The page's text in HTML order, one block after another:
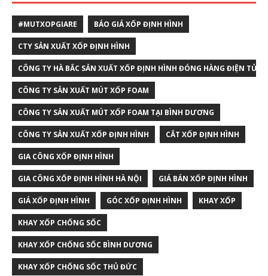
#MUTXOPGIARE BÁO GIÁ XỐP ĐỊNH HÌNH
CTY SẢN XUẤT XỐP ĐỊNH HÌNH
CÔNG TY HÀ BẮC SẢN XUẤT XỐP ĐỊNH HÌNH ĐÓNG HÀNG ĐIỆN TỬ
CÔNG TY SẢN XUẤT MÚT XỐP FOAM
CÔNG TY SẢN XUẤT MÚT XỐP FOAM TẠI BÌNH DƯƠNG
CÔNG TY SẢN XUẤT XỐP ĐỊNH HÌNH CẮT XỐP ĐỊNH HÌNH
GIA CÔNG XỐP ĐỊNH HÌNH
GIA CÔNG XỐP ĐỊNH HÌNH HÀ NỘI GIÁ BÁN XỐP ĐỊNH HÌNH
GIÁ XỐP ĐỊNH HÌNH GÓC XỐP ĐỊNH HÌNH KHAY XỐP
KHAY XỐP CHỐNG SỐC
KHAY XỐP CHỐNG SỐC BÌNH DƯƠNG
KHAY XỐP CHỐNG SỐC THỦ ĐỨC